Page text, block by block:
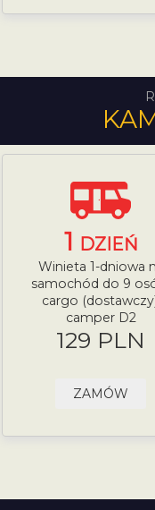
1 DZIEŃ
Winieta 1-dniowa
samochód do 9
cargo
camper D2
129 PLN
ZAMÓW